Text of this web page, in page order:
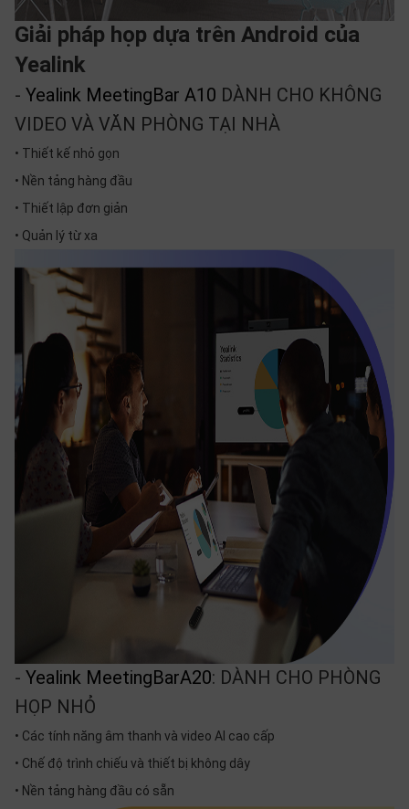
Giải pháp họp dựa trên Android của
Yealink
- Yealink MeetingBar A10 DÀNH CHO KHÔNG
VIDEO VÀ VĂN PHÒNG TẠI NHÀ
• Thiết kế nhỏ gọn
• Nền tảng hàng đầu
• Thiết lập đơn giản
• Quản lý từ xa
- Yealink MeetingBarA20: DÀNH CHO PHÒNG
HỌP NHỎ
• Các tính năng âm thanh và video AI cao cấp
• Chế độ trình chiếu và thiết bị không dây
• Nền tảng hàng đầu có sẵn